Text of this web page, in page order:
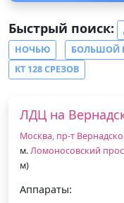
Быстрый поиск:
НОЧЬЮ
БОЛЬШОЙ
КТ 128 СРЕЗОВ
ЛДЦ на
Москва, пр-т
м.Ломоносовский
м)
Аппараты: